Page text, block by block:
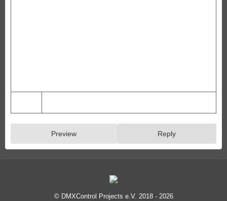
Reply
Preview
© DMXControl Projects e.V. 2018 - 2026